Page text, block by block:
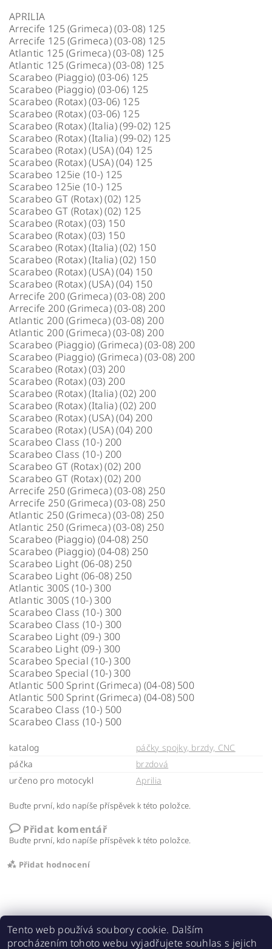
APRILIA
Arrecife 125 (Grimeca) (03-08) 125
Arrecife 125 (Grimeca) (03-08) 125
Atlantic 125 (Grimeca) (03-08) 125
Atlantic 125 (Grimeca) (03-08) 125
Scarabeo (Piaggio) (03-06) 125
Scarabeo (Piaggio) (03-06) 125
Scarabeo (Rotax) (03-06) 125
Scarabeo (Rotax) (03-06) 125
Scarabeo (Rotax) (Italia) (99-02) 125
Scarabeo (Rotax) (Italia) (99-02) 125
Scarabeo (Rotax) (USA) (04) 125
Scarabeo (Rotax) (USA) (04) 125
Scarabeo 125ie (10-) 125
Scarabeo 125ie (10-) 125
Scarabeo GT (Rotax) (02) 125
Scarabeo GT (Rotax) (02) 125
Scarabeo (Rotax) (03) 150
Scarabeo (Rotax) (03) 150
Scarabeo (Rotax) (Italia) (02) 150
Scarabeo (Rotax) (Italia) (02) 150
Scarabeo (Rotax) (USA) (04) 150
Scarabeo (Rotax) (USA) (04) 150
Arrecife 200 (Grimeca) (03-08) 200
Arrecife 200 (Grimeca) (03-08) 200
Atlantic 200 (Grimeca) (03-08) 200
Atlantic 200 (Grimeca) (03-08) 200
Scarabeo (Piaggio) (Grimeca) (03-08) 200
Scarabeo (Piaggio) (Grimeca) (03-08) 200
Scarabeo (Rotax) (03) 200
Scarabeo (Rotax) (03) 200
Scarabeo (Rotax) (Italia) (02) 200
Scarabeo (Rotax) (Italia) (02) 200
Scarabeo (Rotax) (USA) (04) 200
Scarabeo (Rotax) (USA) (04) 200
Scarabeo Class (10-) 200
Scarabeo Class (10-) 200
Scarabeo GT (Rotax) (02) 200
Scarabeo GT (Rotax) (02) 200
Arrecife 250 (Grimeca) (03-08) 250
Arrecife 250 (Grimeca) (03-08) 250
Atlantic 250 (Grimeca) (03-08) 250
Atlantic 250 (Grimeca) (03-08) 250
Scarabeo (Piaggio) (04-08) 250
Scarabeo (Piaggio) (04-08) 250
Scarabeo Light (06-08) 250
Scarabeo Light (06-08) 250
Atlantic 300S (10-) 300
Atlantic 300S (10-) 300
Scarabeo Class (10-) 300
Scarabeo Class (10-) 300
Scarabeo Light (09-) 300
Scarabeo Light (09-) 300
Scarabeo Special (10-) 300
Scarabeo Special (10-) 300
Atlantic 500 Sprint (Grimeca) (04-08) 500
Atlantic 500 Sprint (Grimeca) (04-08) 500
Scarabeo Class (10-) 500
Scarabeo Class (10-) 500
katalog
páčky spojky, brzdy, CNC
páčka
brzdová
určeno pro motocykl
Aprilia
Buďte první, kdo napíše příspěvek k této položce.
Přidat komentář
Buďte první, kdo napíše příspěvek k této položce.
Přidat hodnocení
Tento web používá soubory cookie. Dalším
procházením tohoto webu vyjadřujete souhlas s jejich